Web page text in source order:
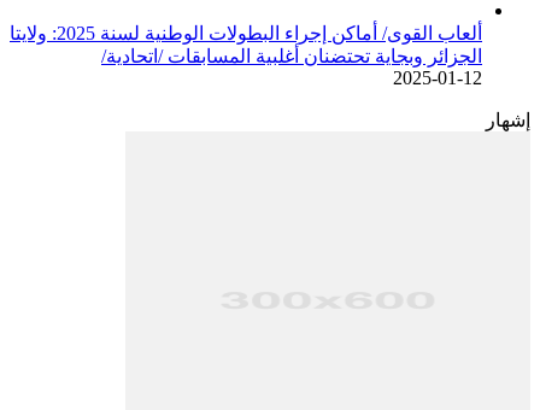
ألعاب القوى/ أماكن إجراء البطولات الوطنية لسنة 2025: ولايتا
الجزائر وبجاية تحتضنان أغلبية المسابقات /اتحادية/
2025-01-12
إشهار